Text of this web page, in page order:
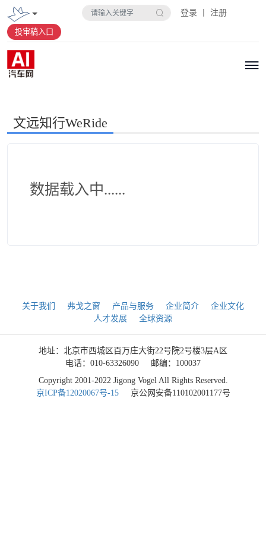
登录 丨 注册
投审稿入口
文远知行WeRide
数据载入中......
关于我们 弗戈之窗 产品与服务 企业简介
企业文化
人才发展
全球资源
地址：北京市西城区百万庄大街22号院2号楼3层A区
电话：010-63326090
邮编：100037
Copyright 2001-2022 Jigong Vogel All Rights Reserved.
京ICP备12020067号-15
京公网安备110102001177号